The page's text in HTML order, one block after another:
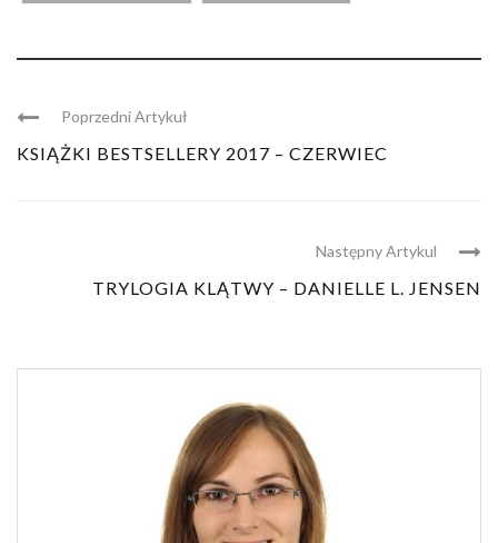
Poprzedni Artykuł
KSIĄŻKI BESTSELLERY 2017 – CZERWIEC
Następny Artykul
TRYLOGIA KLĄTWY – DANIELLE L. JENSEN